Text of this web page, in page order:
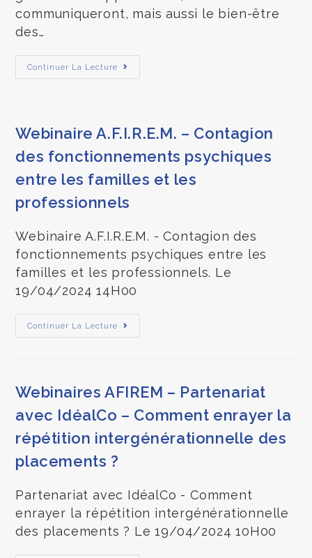
communiqueront, mais aussi le bien-être
des…
Continuer La Lecture
Webinaire A.F.I.R.E.M. – Contagion
des fonctionnements psychiques
entre les familles et les
professionnels
Webinaire A.F.I.R.E.M. - Contagion des
fonctionnements psychiques entre les
familles et les professionnels. Le
19/04/2024 14H00
Continuer La Lecture
Webinaires AFIREM – Partenariat
avec IdéalCo – Comment enrayer la
répétition intergénérationnelle des
placements ?
Partenariat avec IdéalCo - Comment
enrayer la répétition intergénérationnelle
des placements ? Le 19/04/2024 10H00